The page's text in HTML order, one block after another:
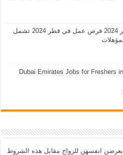
وظائف في قطر 2024 فرص عمل في قطر 2024 تشمل
Dubai Emirates Jobs for Freshers
انفسهن للزواج مقابل هذه الشروط